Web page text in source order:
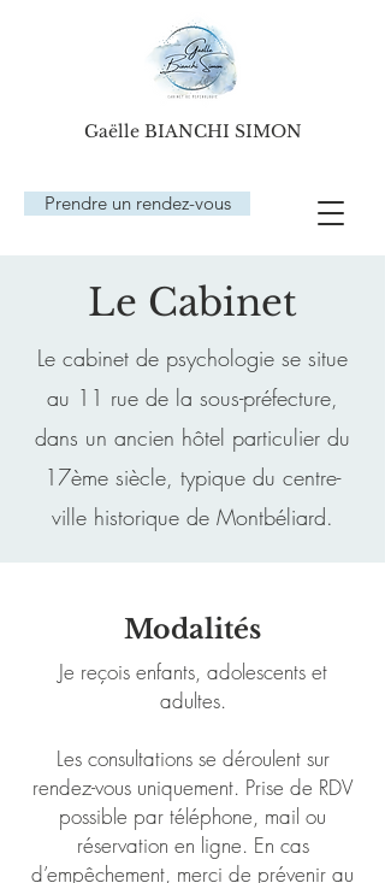
Prendre un rendez-vous
Gaëlle BIANCHI SIMON
Le Cabinet
Le cabinet de psychologie se situe
au 11 rue de la sous-préfecture,
dans un ancien hôtel particulier du
17ème siècle, typique du centre-
ville historique de Montbéliard.
Modalités
Je reçois enfants, adolescents et
adultes.
Les consultations se déroulent sur
rendez-vous uniquement. Prise de RDV
possible par téléphone, mail ou
réservation en ligne. En cas
d’empêchement, merci de prévenir au